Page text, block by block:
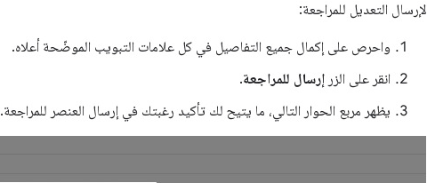
لإرسال التعديل للمراجعة:
واحرص على إكمال جميع التفاصيل في كل علامات التبويب الموضّحة أعلاه.
انقر على الزر إرسال للمراجعة.
يظهر مربع الحوار التالي، ما يتيح لك تأكيد رغبتك في إرسال العنصر للمراجعة.